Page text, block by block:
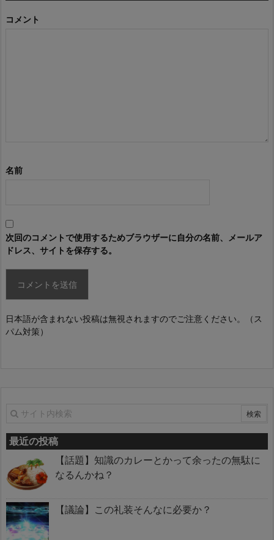
コメント
名前
次回のコメントで使用するためブラウザーに自分の名前、メールア
ドレス、サイトを保存する。
日本語が含まれない投稿は無視されますのでご注意ください。（ス
パム対策）
最近の投稿
【話題】知識のカレーとかって余ったの無駄に
なるんかね？
【議論】この礼装そんなに必要か？